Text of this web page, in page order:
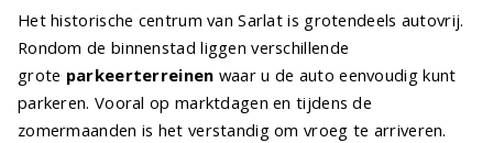
Het historische centrum van Sarlat is grotendeels autovrij.
Rondom de binnenstad liggen verschillende
grote parkeerterreinen waar u de auto eenvoudig kunt
parkeren. Vooral op marktdagen en tijdens de
zomermaanden is het verstandig om vroeg te arriveren.